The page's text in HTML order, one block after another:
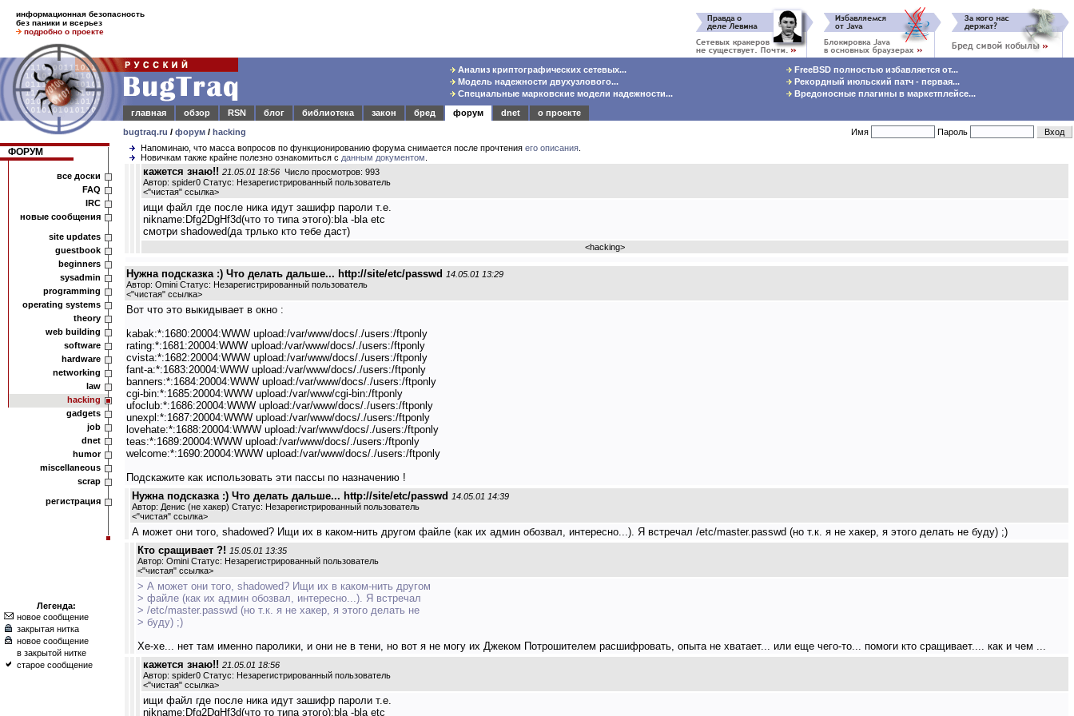
информационная безопасность
без паники и всерьез
подробно о проекте
Анализ криптографических сетевых...
Модель надежности двухузлового...
Специальные марковские модели надежности...
FreeBSD полностью избавляется от...
Рекордный июльский патч - первая...
Вредоносные плагины в маркетплейсе...
главная
обзор RSN блог библиотека закон бред форум dnet
о проекте
bugtraq.ru / форум / hacking Имя Пароль
ФОРУМ
все доски
FAQ
IRC
новые сообщения
site updates
guestbook
beginners
sysadmin
programming
operating systems
theory
web building
software
hardware
networking
law
hacking
gadgets
job
dnet
humor
miscellaneous
scrap
регистрация
Легенда:
новое сообщение
закрытая нитка
новое сообщение
в закрытой нитке
старое сообщение
Напоминаю, что масса вопросов по функционированию форума снимается после прочтения его описания
Новичкам также крайне полезно ознакомиться с данным документом
кажется знаю!! 21.05.01 18:56 Число просмотров: 993
Автор: spider0 Статус: Незарегистрированный пользователь
<"чистая" ссылка>
ищи файл где после ника идут зашифр пароли т.е.
nikname:Dfg2DgHf3d(что то типа этого):bla -bla etc
смотри shadowed(да трлько кто тебе даст)
<hacking>
Нужна подсказка :) Что делать дальше... http://site/etc/passwd 14.05.01 13:29
Автор: Omini Статус: Незарегистрированный пользователь
<"чистая" ссылка>
Вот что это выкидывает в окно :
kabak:*:1680:20004:WWW upload:/var/www/docs/./users:/ftponly
rating:*:1681:20004:WWW upload:/var/www/docs/./users:/ftponly
cvista:*:1682:20004:WWW upload:/var/www/docs/./users:/ftponly
fant-a:*:1683:20004:WWW upload:/var/www/docs/./users:/ftponly
banners:*:1684:20004:WWW upload:/var/www/docs/./users:/ftponly
cgi-bin:*:1685:20004:WWW upload:/var/www/cgi-bin:/ftponly
ufoclub:*:1686:20004:WWW upload:/var/www/docs/./users:/ftponly
unexpl:*:1687:20004:WWW upload:/var/www/docs/./users:/ftponly
lovehate:*:1688:20004:WWW upload:/var/www/docs/./users:/ftponly
teas:*:1689:20004:WWW upload:/var/www/docs/./users:/ftponly
welcome:*:1690:20004:WWW upload:/var/www/docs/./users:/ftponly
Подскажите как использовать эти пассы по назначению !
Нужна подсказка :) Что делать дальше... http://site/etc/passwd 14.05.01 14:39
Автор: Денис (не хакер) Статус: Незарегистрированный пользователь
<"чистая" ссылка>
А может они того, shadowed? Ищи их в каком-нить другом файле (как их админ обозвал, интересно...). Я встречал /etc/master.passwd (но т.к. я не хакер, я этого делать не буду) ;)
Кто сращивает ?! 15.05.01 13:35
Автор: Omini Статус: Незарегистрированный пользователь
<"чистая" ссылка>
> А может они того, shadowed? Ищи их в каком-нить другом
> файле (как их админ обозвал, интересно...). Я встречал
> /etc/master.passwd (но т.к. я не хакер, я этого делать не
> буду) ;)
Хе-хе... нет там именно паролики, и они не в тени, но вот я не могу их Джеком Потрошителем расшифровать, опыта не хватает... или еще чего-то... помоги кто сращивает.... как и чем ...
кажется знаю!! 21.05.01 18:56
Автор: spider0 Статус: Незарегистрированный пользователь
<"чистая" ссылка>
ищи файл где после ника идут зашифр пароли т.е.
nikname:Dfg2DgHf3d(что то типа этого):bla -bla etc